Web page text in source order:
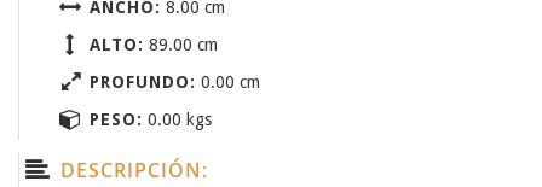
ANCHO: 8.00 cm
ALTO: 89.00 cm
PROFUNDO: 0.00 cm
PESO: 0.00 kgs
DESCRIPCIÓN: